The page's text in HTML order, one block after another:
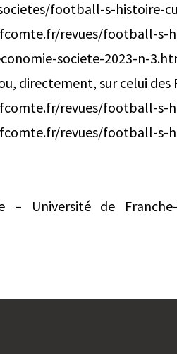
football-s-histoire-
revues/football-s-
societe-2023-n-
directement, sur celui des
revues/football-s-
revues/football-s-
– Université de